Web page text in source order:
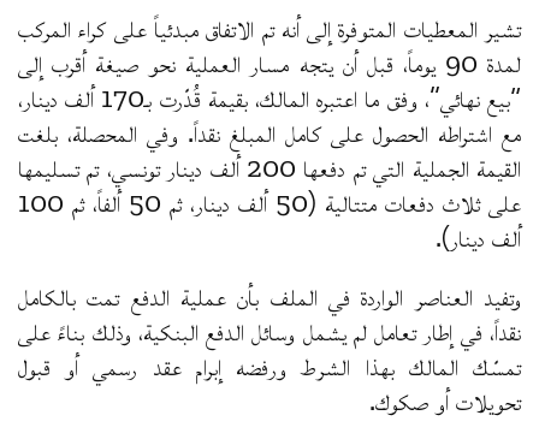
تشير المعطيات المتوفرة إلى أنه تم الاتفاق مبدئياً على كراء المركب
لمدة 90 يوماً، قبل أن يتجه مسار العملية نحو صيغة أقرب إلى
“بيع نهائي”، وفق ما اعتبره المالك، بقيمة قُدّرت بـ170 ألف دينار،
مع اشتراطه الحصول على كامل المبلغ نقداً. وفي المحصلة، بلغت
القيمة الجملية التي تم دفعها 200 ألف دينار تونسي، تم تسليمها
على ثلاث دفعات متتالية (50 ألف دينار، ثم 50 ألفاً، ثم 100
ألف دينار).
وتفيد العناصر الواردة في الملف بأن عملية الدفع تمت بالكامل
نقداً، في إطار تعامل لم يشمل وسائل الدفع البنكية، وذلك بناءً على
تمسّك المالك بهذا الشرط ورفضه إبرام عقد رسمي أو قبول
تحويلات أو صكوك.